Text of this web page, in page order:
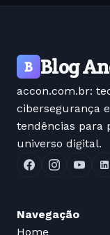
B Blog
accon.com.br:
cibersegurança
tendências para
universo digital.
Navegação
Home